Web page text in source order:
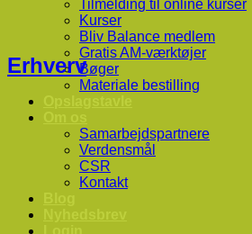
Tilmelding til online kurser
Kurser
Bliv Balance medlem
Gratis AM-værktøjer
Bøger
Materiale bestilling
Samarbejdspartnere
Verdensmål
CSR
Kontakt
Erhverv